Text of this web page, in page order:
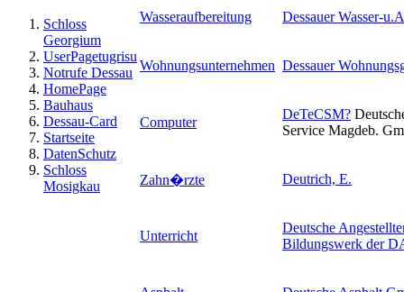
Schloss
Georgium
UserPagetugrisu
Notrufe Dessau
HomePage
Bauhaus
Dessau-Card
Startseite
DatenSchutz
Schloss
Mosigkau
Wasseraufbereitung Dessauer Wasser-
Wohnungsunternehmen Dessauer
Computer
DeTeCSM?
Service Magdeb.
Zahn�rzte Deutrich, E.
Unterricht
Deutsche
Bildungswerk der